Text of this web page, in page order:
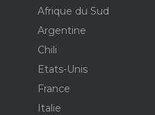
Afrique du Sud
Argentine
Chili
Etats-Unis
France
Italie